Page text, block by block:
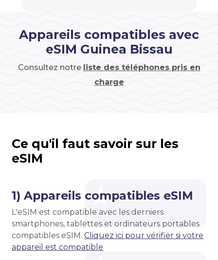
Appareils compatibles avec
eSIM Guinea Bissau
Consultez notre liste des téléphones pris en
charge
Ce qu'il faut savoir sur les
eSIM
1) Appareils compatibles eSIM
L'eSIM est compatible avec les derniers
smartphones, tablettes et ordinateurs portables
compatibles eSIM. Cliquez ici pour vérifier si votre
appareil est compatible